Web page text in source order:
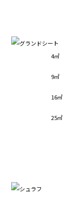
4㎡
9㎡
16㎡
25㎡